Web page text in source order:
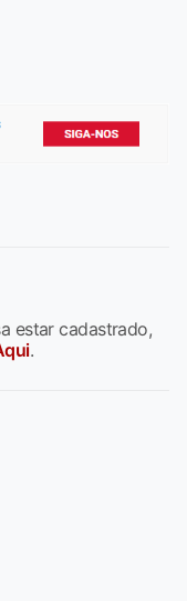
estar cadastrado,
.